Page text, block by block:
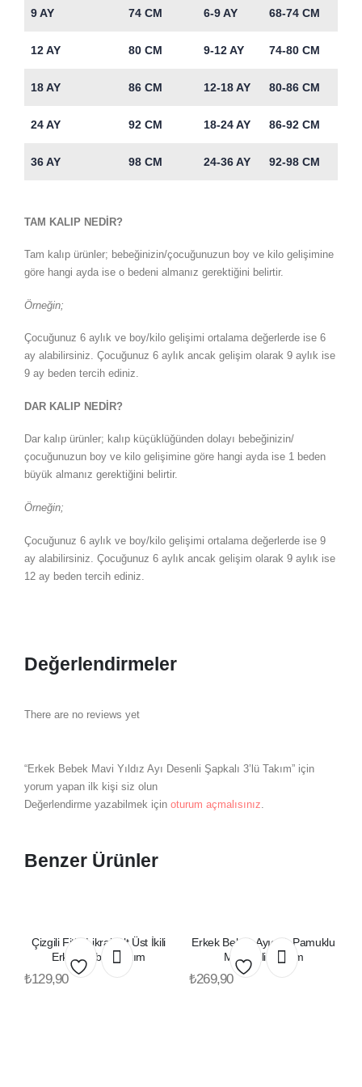
9 AY 74 CM 6-9 AY 68-74 CM
12 AY 80 CM 9-12 AY 74-80 CM
18 AY 86 CM 12-18 AY 80-86 CM
24 AY 92 CM 18-24 AY 86-92 CM
36 AY 98 CM 24-36 AY 92-98 CM
TAM KALIP NEDİR?
Tam kalıp ürünler; bebeğinizin/çocuğunuzun boy ve kilo gelişimine
göre hangi ayda ise o bedeni almanız gerektiğini belirtir.
Örneğin;
Çocuğunuz 6 aylık ve boy/kilo gelişimi ortalama değerlerde ise 6
ay alabilirsiniz. Çocuğunuz 6 aylık ancak gelişim olarak 9 aylık ise
9 ay beden tercih ediniz.
DAR KALIP NEDİR?
Dar kalıp ürünler; kalıp küçüklüğünden dolayı bebeğinizin/
çocuğunuzun boy ve kilo gelişimine göre hangi ayda ise 1 beden
büyük almanız gerektiğini belirtir.
Örneğin;
Çocuğunuz 6 aylık ve boy/kilo gelişimi ortalama değerlerde ise 9
ay alabilirsiniz. Çocuğunuz 6 aylık ancak gelişim olarak 9 aylık ise
12 ay beden tercih ediniz.
Değerlendirmeler
There are no reviews yet
“Erkek Bebek Mavi Yıldız Ayı Desenli Şapkalı 3’lü Takım” için
yorum yapan ilk kişi siz olun
Değerlendirme yazabilmek için oturum açmalısınız
Benzer Ürünler
Çizgili Fitilli Likralı Alt Üst İkili
Erkek Bebek Takım
₺129,90
Erkek Bebek Ayıcıklı Pamuklu
Mevsimlik Takım
₺269,90